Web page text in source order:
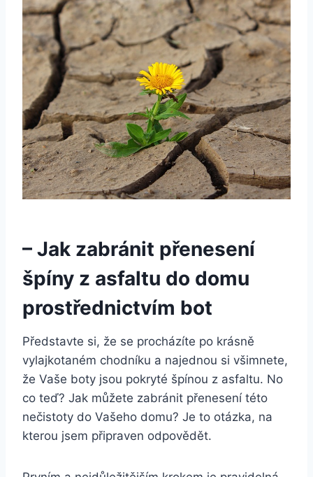
– ​Jak ​zabránit přenesení
špíny z asfaltu do domu
prostřednictvím bot
Představte si, že se⁤ procházíte‍ po krásně
vylajkotaném chodníku a‍ najednou si všimnete,
že Vaše boty jsou pokryté špínou z asfaltu.‌ No⁤
co teď?‌ Jak⁢ můžete ⁣zabránit přenesení této
nečistoty do⁤ Vašeho domu? Je to otázka, ⁢na⁢
kterou jsem připraven odpovědět.